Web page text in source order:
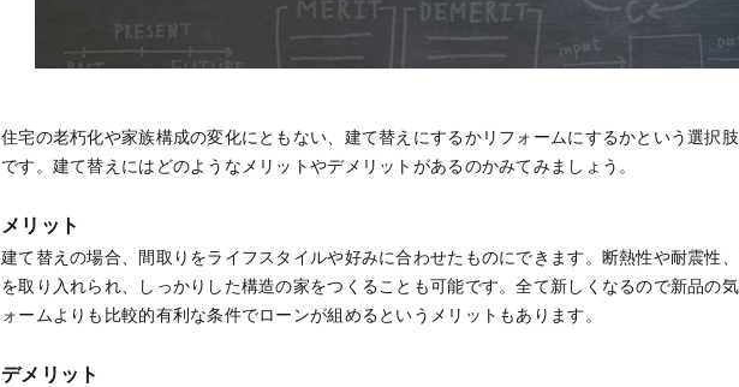
住宅の老朽化や家族構成の変化にともない、建て替えにするかリフォームにするかという選択
です。建て替えにはどのようなメリットやデメリットがあるのかみてみましょう。
メリット
建て替えの場合、間取りをライフスタイルや好みに合わせたものにできます。断熱性や耐震性
を取り入れられ、しっかりした構造の家をつくることも可能です。全て新しくなるので新品の
ォームよりも比較的有利な条件でローンが組めるというメリットもあります。
デメリット